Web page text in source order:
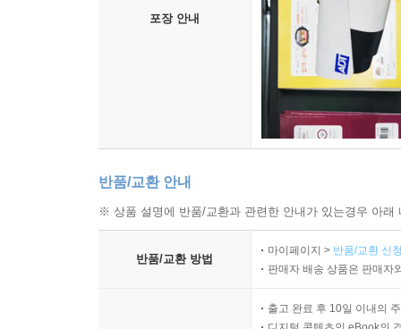
포장 안내
반품/교환 안내
※ 상품 설명에 반품/교환과 관련한 안내가 있는경우 아
반품/교환 방법
마이페이지 > 반품/교환 신
판매자 배송 상품은 판매자
출고 완료 후 10일 이내의